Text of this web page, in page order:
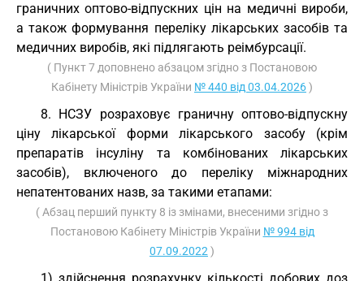
граничних оптово-відпускних цін на медичні вироби,
а також формування переліку лікарських засобів та
медичних виробів, які підлягають реімбурсації.
( Пункт 7 доповнено абзацом згідно з Постановою
Кабінету Міністрів України № 440 від 03.04.2026)
8. НСЗУ розраховує граничну оптово-відпускну
ціну лікарської форми лікарського засобу (крім
препаратів інсуліну та комбінованих лікарських
засобів), включеного до переліку міжнародних
непатентованих назв, за такими етапами:
( Абзац перший пункту 8 із змінами, внесеними згідно з
Постановою Кабінету Міністрів України № 994 від
07.09.2022 )